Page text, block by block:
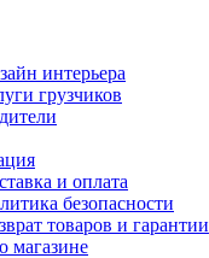
интерьера
грузчиков
и оплата
безопасности
товаров и гарантии
магазине